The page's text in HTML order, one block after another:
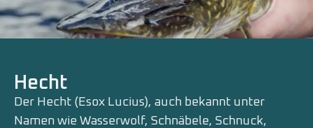
Hecht
Der Hecht (Esox Lucius), auch bekannt unter
Namen wie Wasserwolf, Schnäbele, Schnuck,